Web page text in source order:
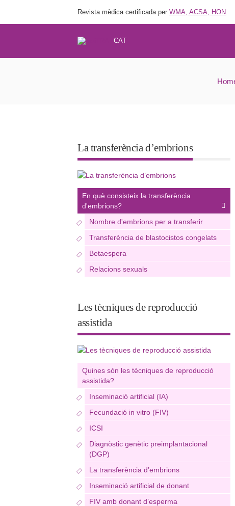
Revista mèdica certificada per WMA, ACSA, HON.
CAT
La transferència d’embrions
En què consisteix la transferència
d'embrions?
Nombre d'embrions per a transferir
Transferència de blastocistos congelats
Betaespera
Relacions sexuals
Les tècniques de reproducció
assistida
Quines són les tècniques de reproducció
assistida?
Inseminació artificial (IA)
Fecundació in vitro (FIV)
ICSI
Diagnòstic genètic preimplantacional
(DGP)
La transferència d’embrions
Inseminació artificial de donant
FIV amb donant d’esperma